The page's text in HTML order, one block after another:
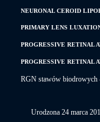
NEURONAL CEROID
PRIMARY LENS
PROGRESSIVE RETINAL
PROGRESSIVE RETINAL
RGN stawów biodrowych
Urodzona 24 marca